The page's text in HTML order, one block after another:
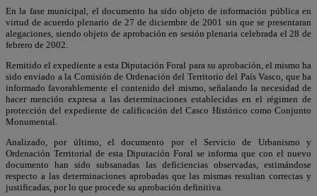
En la fase municipal, el documento ha sido objeto de información pública en
virtud de acuerdo plenario de 27 de diciembre de 2001 sin que se presentaran
alegaciones, siendo objeto de aprobación en sesión plenaria celebrada el 28 de
febrero de 2002.
Remitido el expediente a esta Diputación Foral para su aprobación, el mismo ha
sido enviado a la Comisión de Ordenación del Territorio del País Vasco, que ha
informado favorablemente el contenido del mismo, señalando la necesidad de
hacer mención expresa a las determinaciones establecidas en el régimen de
protección del expediente de calificación del Casco Histórico como Conjunto
Monumental.
Analizado, por último, el documento por el Servicio de Urbanismo y
Ordenación Territorial de esta Diputación Foral se informa que con el nuevo
documento han sido subsanadas las deficiencias observadas, estimándose
respecto a las determinaciones aprobadas que las mismas resultan correctas y
justificadas, por lo que procede su aprobación definitiva.